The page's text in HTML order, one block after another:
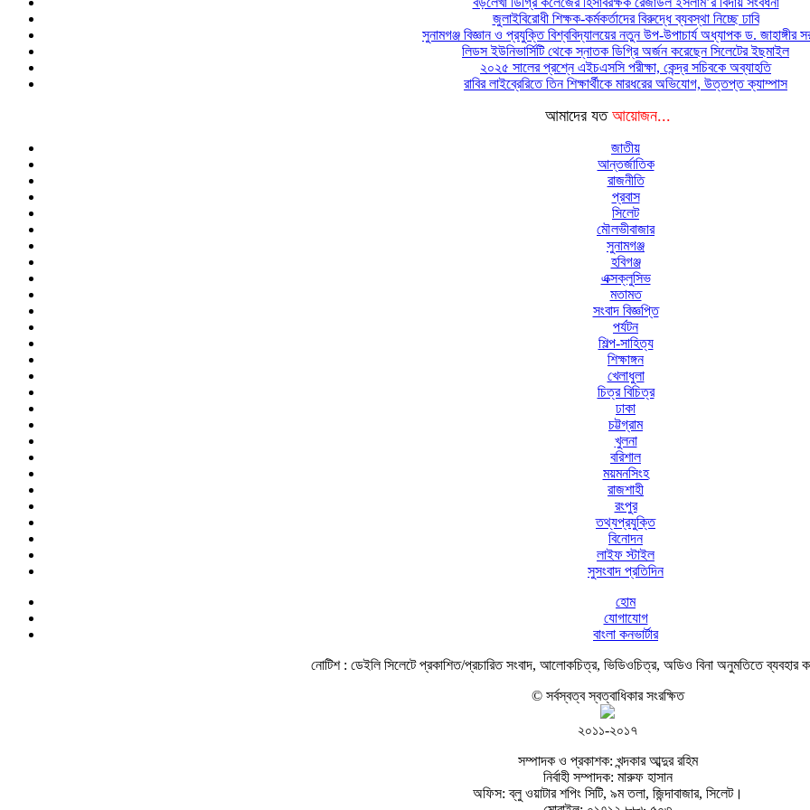
জুলাইবিরোধী শিক্ষক-কর্মকর্তাদের বিরুদ্ধে ব্যবস্থা নিচ্ছে ঢাবি
সুনামগঞ্জ বিজ্ঞান ও প্রযুক্তি বিশ্ববিদ্যালয়ের নতুন উপ-উপাচার্য অধ্যাপক ড. জাহাঙ্গীর
লিডস ইউনিভার্সিটি থেকে স্নাতক ডিগ্রি অর্জন করেছেন সিলেটের ইছমাইল
২০২৫ সালের প্রশ্নে এইচএসসি পরীক্ষা, কেন্দ্র সচিবকে অব্যাহতি
রাবির লাইব্রেরিতে তিন শিক্ষার্থীকে মারধরের অভিযোগ, উত্তপ্ত ক্যাম্পাস
আমাদের যত আয়োজন...
জাতীয়
আন্তর্জাতিক
রাজনীতি
প্রবাস
সিলেট
মৌলভীবাজার
সুনামগঞ্জ
হবিগঞ্জ
এক্সক্লুসিভ
মতামত
সংবাদ বিজ্ঞপ্তি
পর্যটন
শিল্প-সাহিত্য
শিক্ষাঙ্গন
খেলাধুলা
চিত্র বিচিত্র
ঢাকা
চট্টগ্রাম
খুলনা
বরিশাল
ময়মনসিংহ
রাজশাহী
রংপুর
তথ্যপ্রযুক্তি
বিনোদন
লাইফ স্টাইল
সুসংবাদ প্রতিদিন
হোম
যোগাযোগ
বাংলা কনভার্টার
নোটিশ : ডেইলি সিলেটে প্রকাশিত/প্রচারিত সংবাদ, আলোকচিত্র, ভিডিওচিত্র, অডিও বিনা অনুমতিতে ব্যবহার
© সর্বস্বত্ব স্বত্বাধিকার সংরক্ষিত
২০১১-২০১৭
সম্পাদক ও প্রকাশক: খন্দকার আব্দুর রহিম
নির্বাহী সম্পাদক: মারুফ হাসান
অফিস: ব্লু ওয়াটার শপিং সিটি, ৯ম তলা, জিন্দাবাজার, সিলেট।